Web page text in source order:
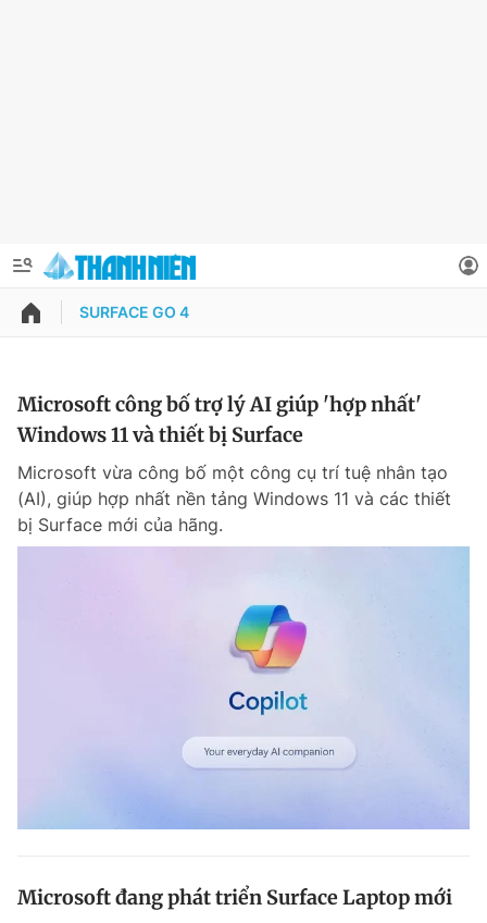
QUẢNG CÁO
Chuyên mục khác
Tin 360
Magazine
Thông tin tòa soạn Liên hệ quảng cáo
Thông tin tài khoản
Đổi mật khẩu
Tin đã lưu
Tin đã xem
SURFACE GO 4
Microsoft công bố trợ lý AI giúp 'hợp nhất'
Windows 11 và thiết bị Surface
Microsoft vừa công bố một công cụ trí tuệ nhân tạo
(AI), giúp hợp nhất nền tảng Windows 11 và các thiết
bị Surface mới của hãng.
Microsoft đang phát triển Surface Laptop mới